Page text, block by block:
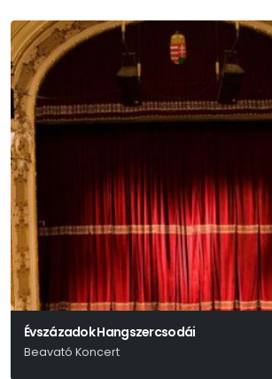
Évszázadok Hangszercsodái
Beavató Koncert